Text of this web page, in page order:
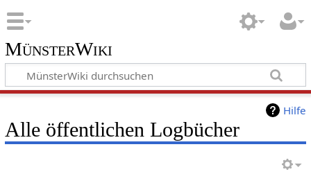
MünsterWiki
Hilfe
Alle öffentlichen Logbücher